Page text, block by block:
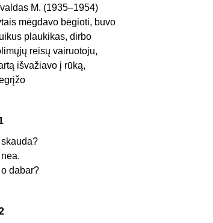
M. (1935–1954)
mėgdavo bėgioti, buvo
plaukikas, dirbo
reisų vairuotoju,
išvažiavo į rūką,
dabar?